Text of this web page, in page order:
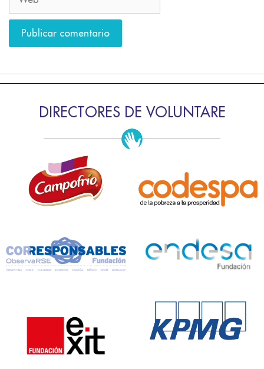
DIRECTORES DE VOLUNTARE